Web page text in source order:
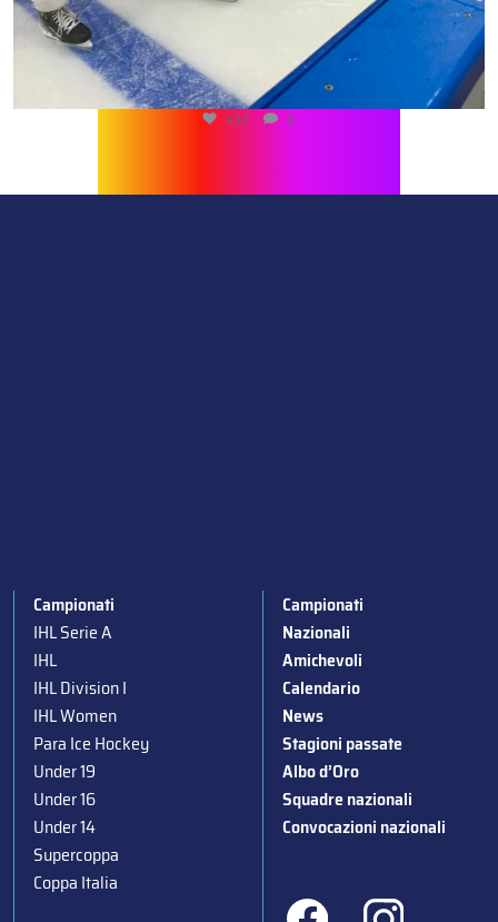
432 0
Campionati
IHL Serie A
IHL
IHL Division I
IHL Women
Para Ice Hockey
Under 19
Under 16
Under 14
Supercoppa
Coppa Italia
Campionati
Nazionali
Amichevoli
Calendario
News
Stagioni passate
Albo d’Oro
Squadre nazionali
Convocazioni nazionali